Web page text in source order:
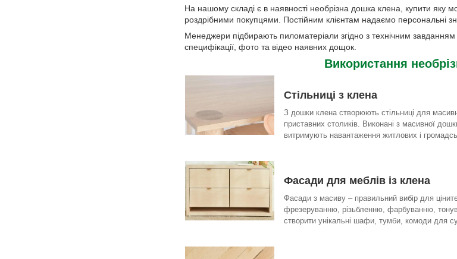
На нашому складі є в наявності необрізна дошка клена, купити яку
роздрібними покупцями. Постійним клієнтам надаємо персональні
Менеджери підбирають пиломатеріали згідно з технічним
специфікації, фото та відео наявних дощок.
Використання
Стільниці з клена
З дошки клена створюють стільниці для
приставних столиків. Виконані з масивної
витримують навантаження житлових і
Фасади для меблів із клена
Фасади з масиву – правильний вибір для
фрезеруванню, різьбленню, фарбуванню,
створити унікальні шафи, тумби, комоди для